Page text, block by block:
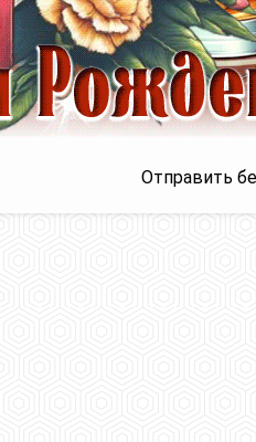
Отправить